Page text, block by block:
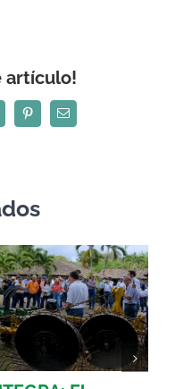
artículo!
PinterestCorreo
electrónico